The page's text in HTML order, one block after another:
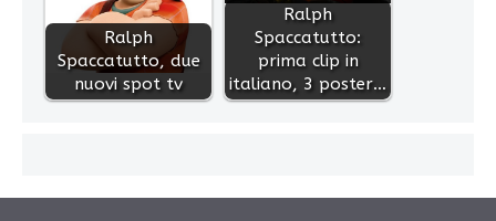
Ralph
Spaccatutto, due
nuovi spot tv
Ralph
Spaccatutto:
prima clip in
italiano, 3 poster…